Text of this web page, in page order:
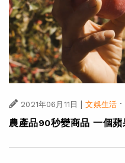
2021年06月11日 | 文娛生活 ·
農產品90秒變商品 一個